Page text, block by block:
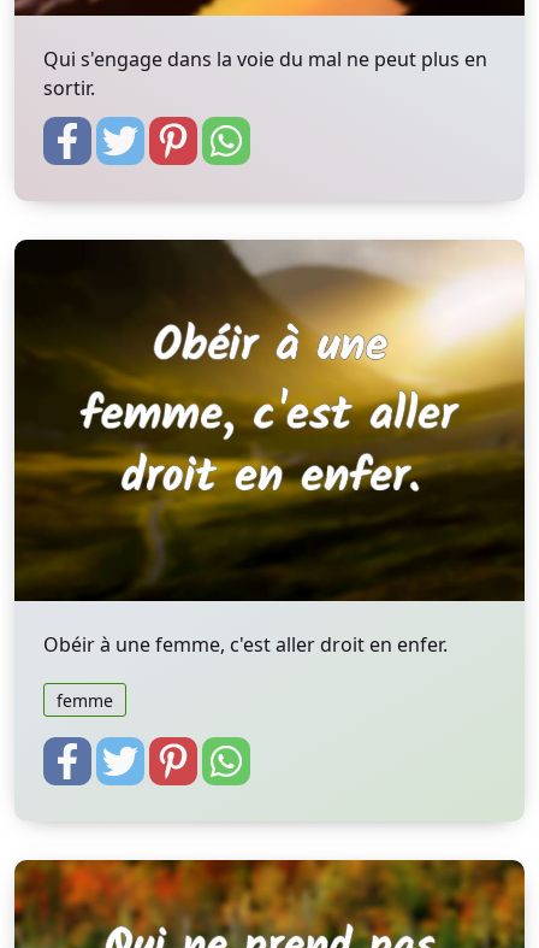
Qui s'engage dans la voie du mal ne peut plus en
sortir.
Obéir à une femme, c'est aller droit en enfer.
femme